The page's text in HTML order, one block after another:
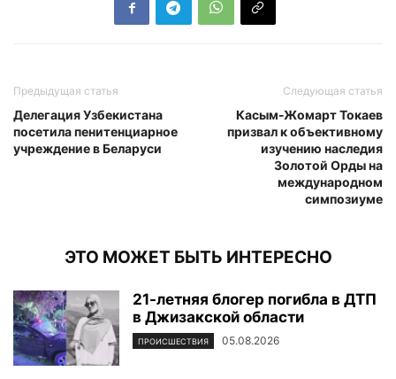
Предыдущая статья
Делегация Узбекистана
посетила пенитенциарное
учреждение в Беларуси
Следующая статья
Касым-Жомарт Токаев
призвал к объективному
изучению наследия
Золотой Орды на
международном
симпозиуме
ЭТО МОЖЕТ БЫТЬ ИНТЕРЕСНО
21-летняя блогер погибла в ДТП
в Джизакской области
ПРОИСШЕСТВИЯ 05.08.2026